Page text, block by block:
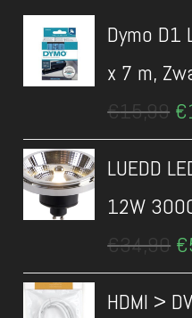
Dymo
x 7 m,
€15,99 €
LUEDD
12W
€34,90 €
HDMI >